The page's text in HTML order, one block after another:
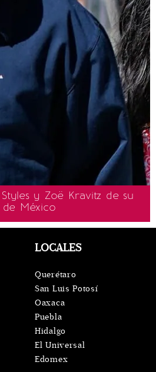
y Zoë Kravitz de su
México
LOCALES
Querétaro
San Luis Potosí
Oaxaca
Puebla
Hidalgo
El Universal
Edomex